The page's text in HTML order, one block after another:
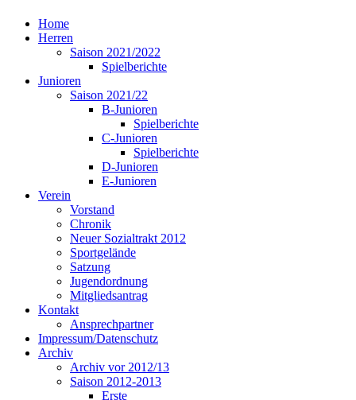
Home
Herren
Saison 2021/2022
Spielberichte
Junioren
Saison 2021/22
B-Junioren
Spielberichte
C-Junioren
Spielberichte
D-Junioren
E-Junioren
Verein
Vorstand
Chronik
Neuer Sozialtrakt 2012
Sportgelände
Satzung
Jugendordnung
Mitgliedsantrag
Kontakt
Ansprechpartner
Impressum/Datenschutz
Archiv
Archiv vor 2012/13
Saison 2012-2013
Erste